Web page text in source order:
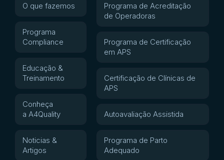
O que fazemos
Programa
Compliance
Educação &
Treinamento
Conheça
a A4Quality
Noticias &
Artigos
Programa de Acreditação
de Operadoras
Programa de Certificação
em APS
Certificação de Clínicas de
APS
Autoavaliação Assistida
Programa de Parto
Adequado